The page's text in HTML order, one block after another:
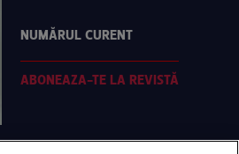
NUMĂRUL CURENT
ABONEAZA-TE LA REVISTĂ